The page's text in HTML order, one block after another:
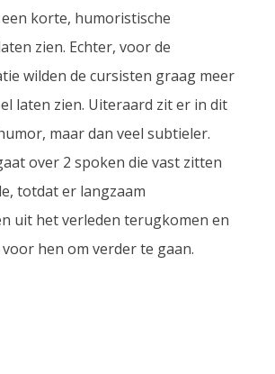
korte, humoristische
zien. Echter, voor de
wilden de cursisten graag meer
laten zien. Uiteraard zit er in dit
maar dan veel subtieler.
over 2 spoken die vast zitten
totdat er langzaam
uit het verleden terugkomen en
hen om verder te gaan.